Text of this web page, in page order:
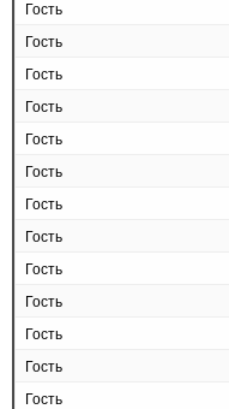
Гость
Гость
Гость
Гость
Гость
Гость
Гость
Гость
Гость
Гость
Гость
Гость
Гость